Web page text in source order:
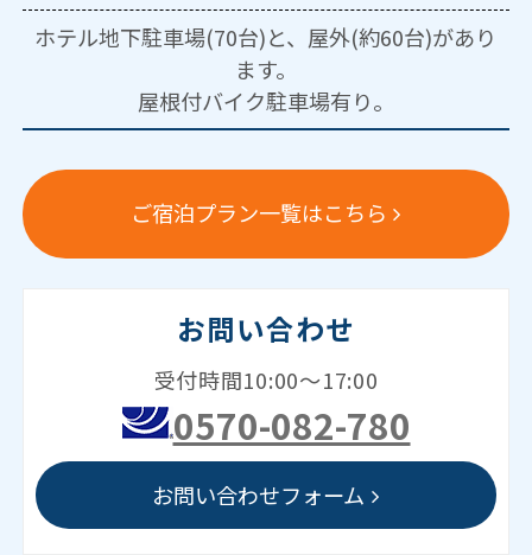
ホテル地下駐車場(70台)と、屋外(約60台)があり
ます。
屋根付バイク駐車場有り。
ご宿泊プラン一覧はこちら
お問い合わせ
受付時間10:00～17:00
0570-082-780
お問い合わせフォーム